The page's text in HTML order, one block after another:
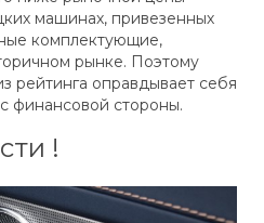
машинах, привезенных
комплектующие,
рынке. Поэтому
рейтинга оправдывает себя
финансовой стороны.
!